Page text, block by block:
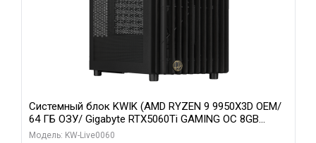
Системный блок KWIK (AMD RYZEN 9 9950X3D OEM/
64 ГБ ОЗУ/ Gigabyte RTX5060Ti GAMING OC 8GB
GDDR7 128bit 3xDP H/ 1 ТБ SSD)
Модель: KW-Live0060